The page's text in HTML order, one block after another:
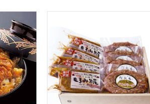
タログ】
かつとじ 150g×6[KF-PC]【年間ギフト】